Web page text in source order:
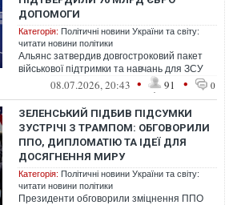
ДОПОМОГИ
Категорія: Політичні новини України та світу:
читати новини політики
Альянс затвердив довгостроковий пакет
військової підтримки та навчань для ЗСУ
08.07.2026, 20:43 • 91 • 0
ЗЕЛЕНСЬКИЙ ПІДБИВ ПІДСУМКИ
ЗУСТРІЧІ З ТРАМПОМ: ОБГОВОРИЛИ
ППО, ДИПЛОМАТІЮ ТА ІДЕЇ ДЛЯ
ДОСЯГНЕННЯ МИРУ
Категорія: Політичні новини України та світу:
читати новини політики
Президенти обговорили зміцнення ППО